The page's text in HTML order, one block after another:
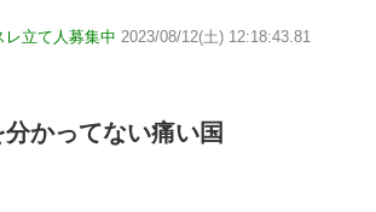
レ立て人募集中 2023/08/12(土) 12:18:43.81
かってない痛い国